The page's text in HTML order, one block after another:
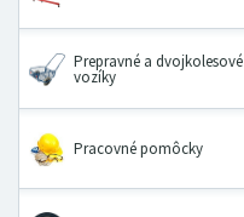
Prepravné a dvojkolesové
vozíky
Pracovné pomôcky